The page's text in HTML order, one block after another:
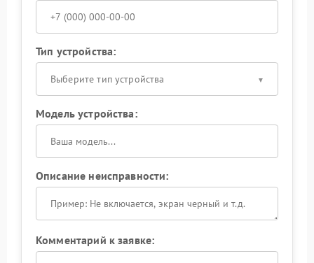
Тип устройства:
Выберите тип устройства
Модель устройства:
Описание неисправности:
Комментарий к заявке: